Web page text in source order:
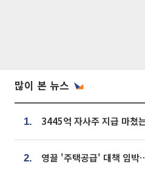
많이 본 뉴스
1.
2.